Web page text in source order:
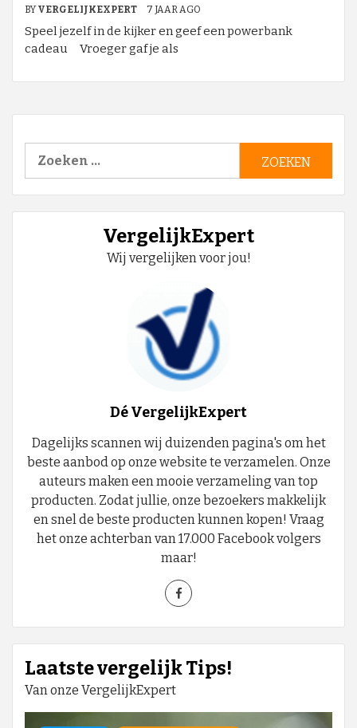
BY VERGELIJKEXPERT 7 JAAR AGO
Speel jezelf in de kijker en geef een powerbank
cadeau Vroeger gaf je als
Zoeken
VergelijkExpert
Wij vergelijken voor jou!
Dé VergelijkExpert
Dagelijks scannen wij duizenden pagina's om het
beste aanbod op onze website te verzamelen. Onze
auteurs maken een mooie verzameling van top
producten. Zodat jullie, onze bezoekers makkelijk
en snel de beste producten kunnen kopen! Vraag
het onze achterban van 17.000 Facebook volgers
maar!
Laatste vergelijk Tips!
Van onze VergelijkExpert